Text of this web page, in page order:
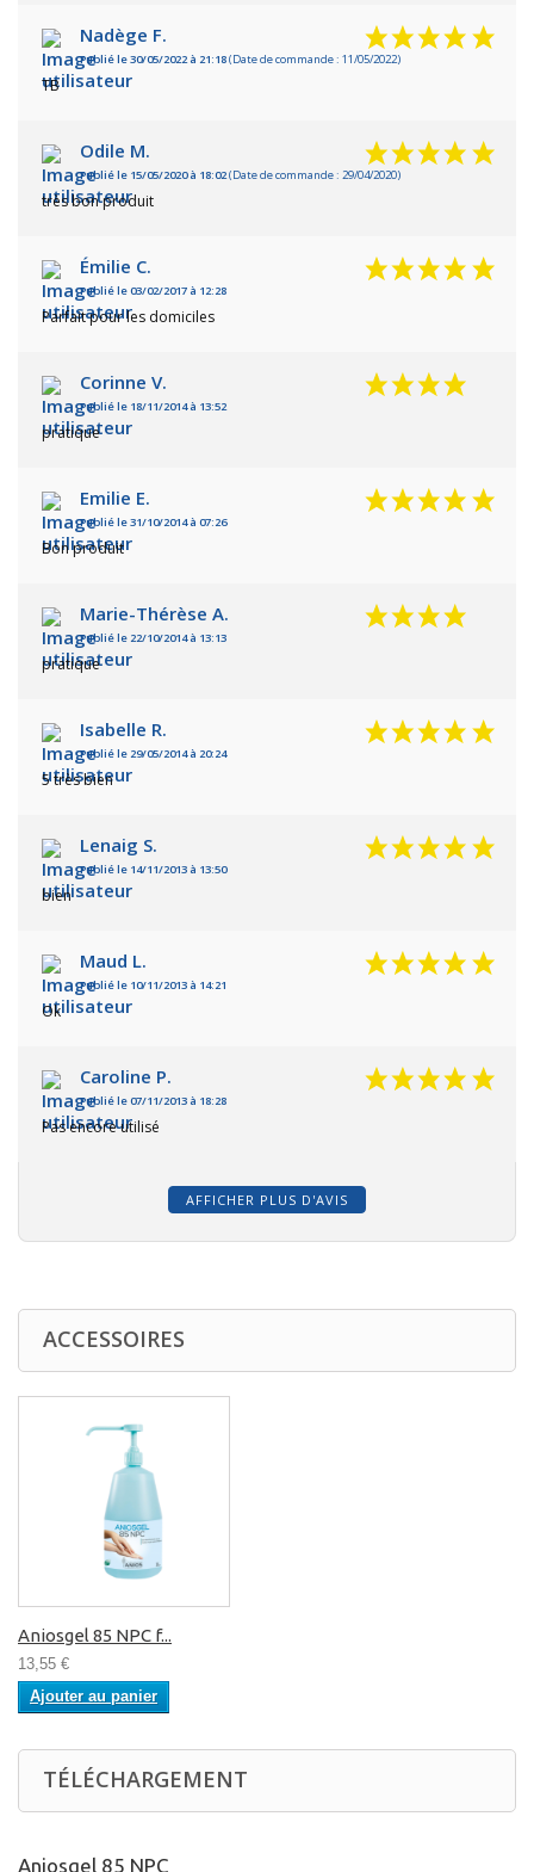
Nadège F.
Publié le 30/05/2022 à 21:18(Date de commande : 11/05/2022)
TB
Odile M.
Publié le 15/05/2020 à 18:02(Date de commande : 29/04/2020)
très bon produit
Émilie C.
Publié le 03/02/2017 à 12:28
Parfait pour les domiciles
Corinne V.
Publié le 18/11/2014 à 13:52
pratique
Emilie E.
Publié le 31/10/2014 à 07:26
Bon produit
Marie-Thérèse A.
Publié le 22/10/2014 à 13:13
pratique
Isabelle R.
Publié le 29/05/2014 à 20:24
5 très bien
Lenaig S.
Publié le 14/11/2013 à 13:50
bien
Maud L.
Publié le 10/11/2013 à 14:21
Ok
Caroline P.
Publié le 07/11/2013 à 18:28
Pas encore utilisé
AFFICHER PLUS D'AVIS
ACCESSOIRES
Aniosgel 85 NPC f...
13,55 €
Ajouter au panier
TÉLÉCHARGEMENT
Aniosgel 85 NPC